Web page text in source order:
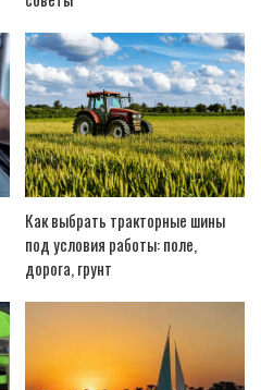
Как выбрать тракторные шины
под условия работы: поле,
дорога, грунт